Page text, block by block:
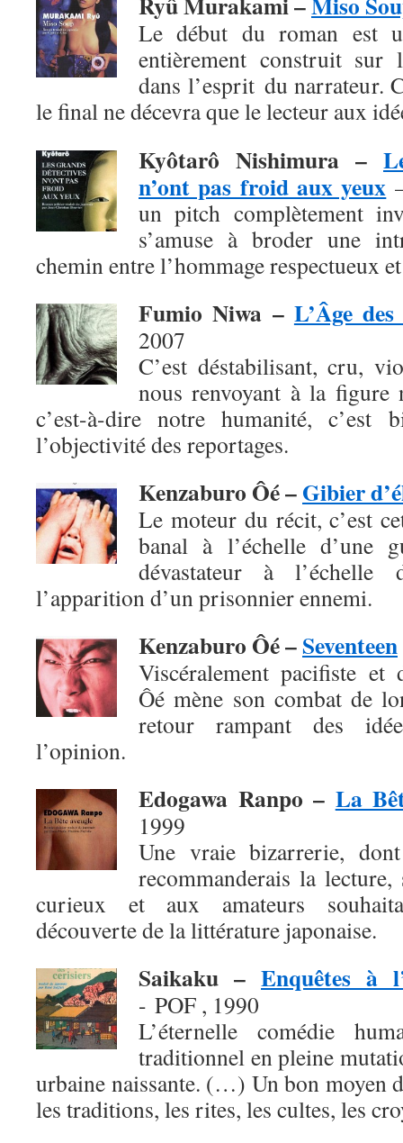
Le début du roman est
entièrement construit sur
dans l’esprit du narrateur.
le finalne décevra que le lecteur aux
Kyôtarô Nishimura –
n’ont pas froid aux yeux
un pitch complètement
s’amuse à broder une
chemin entre l’hommage respectueux
Fumio Niwa – L’Âge
2007
C’est déstabilisant, cru,
nous renvoyant à la figure
c’est-à-dire notre humanité, c’est
l’objectivité des reportages.
Kenzaburo Ôé –Gibier
Le moteur du récit, c’est
banal à l’échelle d’une
dévastateur à
l’apparition d’un prisonnier ennemi.
Kenzaburo Ôé –Seventeen
Viscéralement pacifiste et
Ôé mène son combat de
retour rampant des
l’opinion.
Edogawa Ranpo – La
1999
Une vraie bizarrerie,
recommanderais la
curieux et aux amateurs
découverte de la littérature japonaise.
Saikaku – Enquêtes à
- POF , 1990
L’éternelle comédie
traditionnel en pleine
urbaine naissante. (…) Un bon moyen
les traditions, les rites, les cultes, les